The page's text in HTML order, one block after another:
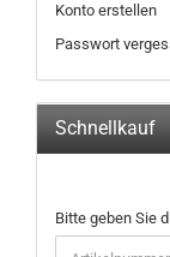
Konto erstellen
Passwort
Schnellkauf
BITTE
GEBEN
Bitte geben Sie